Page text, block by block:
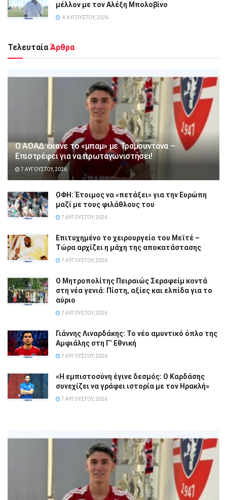
μέλλον με τον Αλέξη Μπολοβίνο
4 ΑΥΓΟΎΣΤΟΥ, 2026
Τελευταία Άρθρα
Ο ΑΟΑΔ έκανε το «μπαμ» με Τραμουντάνα –
Επιστρέφει για να πρωταγωνιστήσει!
7 ΑΥΓΟΎΣΤΟΥ, 2026
ΟΦΗ: Έτοιμος να «πετάξει» για την Ευρώπη
μαζί με τους φιλάθλους του
7 ΑΥΓΟΎΣΤΟΥ, 2026
Επιτυχημένο το χειρουργείο του Μεϊτέ –
Τώρα αρχίζει η μάχη της αποκατάστασης
7 ΑΥΓΟΎΣΤΟΥ, 2026
Ο Μητροπολίτης Πειραιώς Σεραφείμ κοντά
στη νέα γενιά: Πίστη, αξίες και ελπίδα για το
αύριο
7 ΑΥΓΟΎΣΤΟΥ, 2026
Γιάννης Λιναρδάκης: Το νέο αμυντικό όπλο της
Αμφιάλης στη Γ’ Εθνική
7 ΑΥΓΟΎΣΤΟΥ, 2026
«Η εμπιστοσύνη έγινε δεσμός: Ο Καρδάσης
συνεχίζει να γράφει ιστορία με τον Ηρακλή»
7 ΑΥΓΟΎΣΤΟΥ, 2026